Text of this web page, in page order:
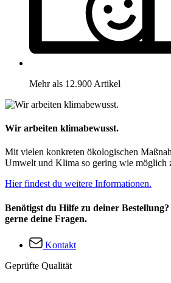
Mehr als 12.900 Artikel
Wir arbeiten klimabewusst.
Mit vielen konkreten ökologischen
Umwelt und Klima so gering wie möglich
Hier findest du weitere Informationen.
Benötigst du Hilfe zu deiner
gerne deine Fragen.
Kontakt
Geprüfte Qualität